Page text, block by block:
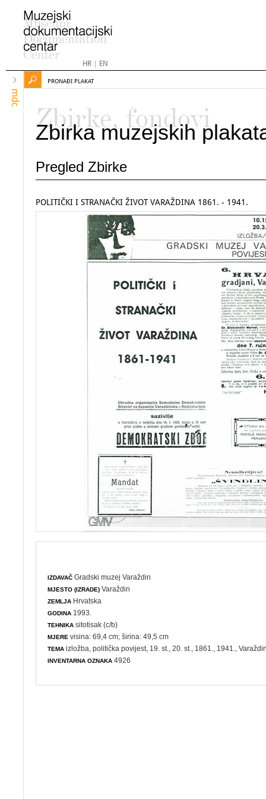
HR| EN
mdc
PRONAĐI PLAKAT
Zbirke, fondovi
Zbirka muzejskih
Pregled Zbirke
POLITIČKI I STRANAČKI ŽIVOT VARAŽDINA 1861. - 1941.
IZDAVAČ Gradski muzej Varaždin
MJESTO (IZRADE) Varaždin
ZEMLJA Hrvatska
GODINA 1993.
TEHNIKA sitotisak (c/b)
MJERE visina: 69,4 cm; širina: 49,5 cm
TEMA izložba ,politička povijest , 19. st., 20. st., 1861., 1941.,
INVENTARNA OZNAKA 4926